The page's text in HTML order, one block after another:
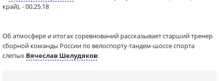
край), - 00.25.18
Об атмосфере и итогах соревнований рассказывает старший тренер
сборной команды России по велоспорту-тандем-шоссе спорта
слепых Вячеслав Шелудяков: